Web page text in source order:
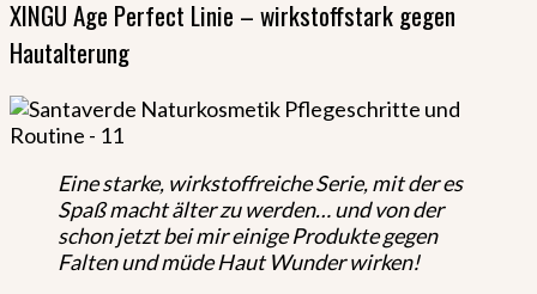
XINGU Age Perfect Linie – wirkstoffstark gegen
Hautalterung
Eine starke, wirkstoffreiche Serie, mit der es
Spaß macht älter zu werden… und von der
schon jetzt bei mir einige Produkte gegen
Falten und müde Haut Wunder wirken!